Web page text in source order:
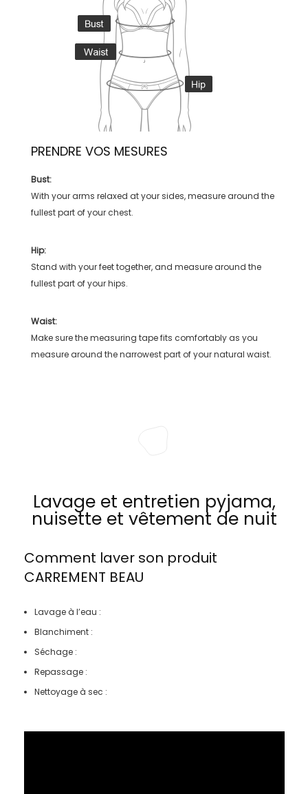
PRENDRE VOS MESURES
Bust:
With your arms relaxed at your sides, measure around the
fullest part of your chest.
Hip:
Stand with your feet together, and measure around the
fullest part of your hips.
Waist:
Make sure the measuring tape fits comfortably as you
measure around the narrowest part of your natural waist.
Lavage et entretien pyjama,
nuisette et vêtement de nuit
Comment laver son produit
CARREMENT BEAU
Lavage à l’eau :
Blanchiment :
Séchage :
Repassage :
Nettoyage à sec :